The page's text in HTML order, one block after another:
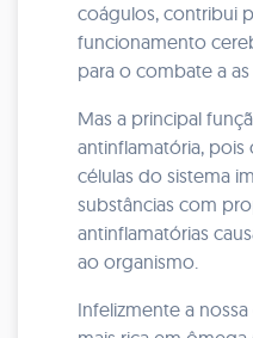
coágulos, contribui
funcionamento
para o combate a
Mas a principal
antinflamatória, pois
células do sistema
substâncias com
antinflamatórias
ao organismo.
Infelizmente a